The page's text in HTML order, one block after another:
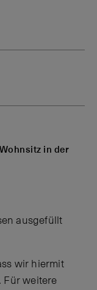
in der
ausgefüllt
wir hiermit
Für weitere